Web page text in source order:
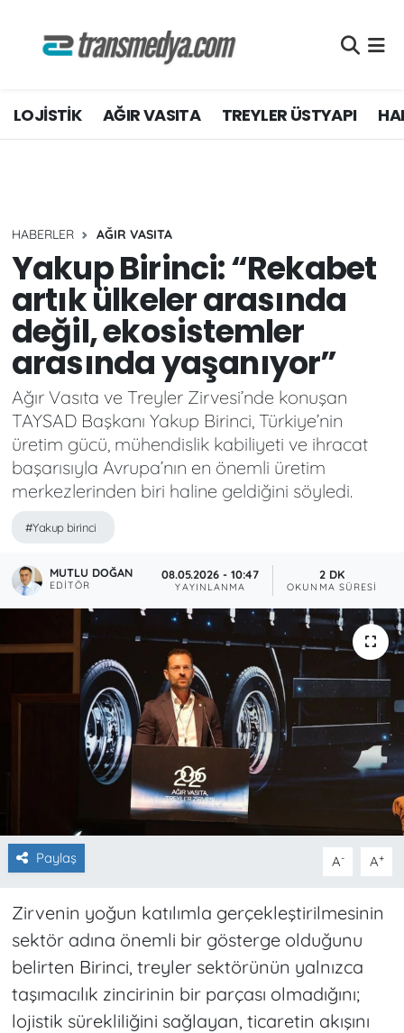
LOJİSTİK AĞIR VASITA TREYLER ÜSTYAPI
HABERLER AĞIR VASITA
Yakup Birinci: “Rekabet
artık ülkeler arasında
değil, ekosistemler
arasında yaşanıyor”
Ağır Vasıta ve Treyler Zirvesi’nde konuşan
TAYSAD Başkanı Yakup Birinci, Türkiye’nin
üretim gücü, mühendislik kabiliyeti ve ihracat
başarısıyla Avrupa’nın en önemli üretim
merkezlerinden biri haline geldiğini söyledi.
#Yakup birinci
MUTLU DOĞAN
EDITÖR
08.05.2026 - 10:47
YAYINLANMA
2 DK
OKUNMA SÜRESI
Paylaş A- A+
Zirvenin yoğun katılımla gerçekleştirilmesinin
sektör adına önemli bir gösterge olduğunu
belirten Birinci, treyler sektörünün yalnızca
taşımacılık zincirinin bir parçası olmadığını;
lojistik sürekliliğini sağlayan, ticaretin akışını
TİCARİ ARAÇLAR
AKARYAKIT
AKTÜEL
YEŞİL LOJİSTİK
EĞİTİM
Nöbetçi Eczaneler
Hava Durumu
Süper Lig Puan Durumu ve Fikstür
Tüm Manşetler
Son Dakika Haberleri
Haber Arşivi